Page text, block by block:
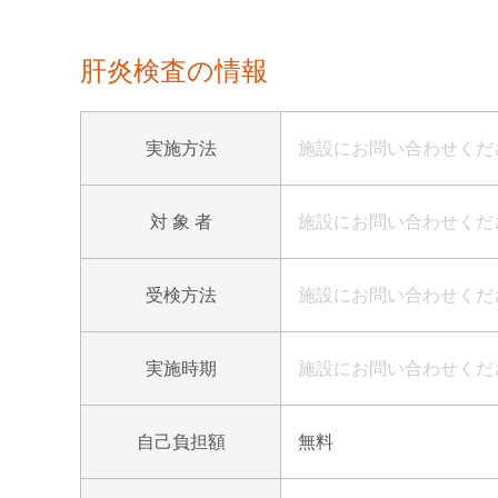
肝炎検査の情報
実施方法 施設にお問い合わせくだ
対 象 者 施設にお問い合わせくだ
受検方法 施設にお問い合わせくだ
実施時期 施設にお問い合わせくだ
自己負担額 無料